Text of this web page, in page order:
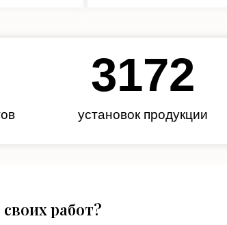
установок продукции
3450
работ?